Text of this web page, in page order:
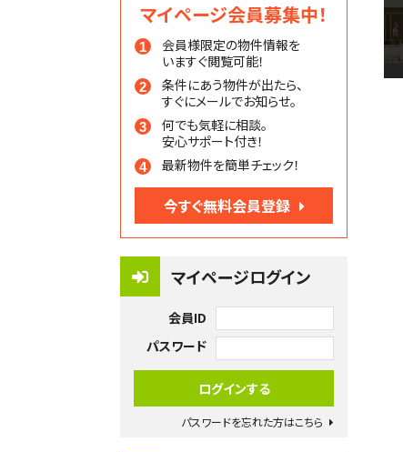
マイページ会員募集中！
会員様限定の物件情報を
いますぐ閲覧可能！
条件にあう物件が出たら、
すぐにメールでお知らせ。
何でも気軽に相談。
安心サポート付き！
最新物件を簡単チェック！
今すぐ無料会員登録
マイページログイン
会員ID
パスワード
パスワードを忘れた方はこちら